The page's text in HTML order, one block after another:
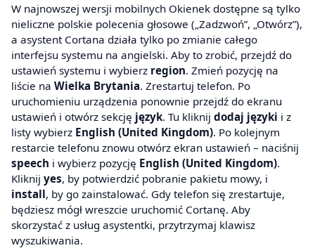
W najnowszej wersji mobilnych Okienek dostępne są tylko
nieliczne polskie polecenia głosowe („Zadzwoń”, „Otwórz”),
a asystent Cortana działa tylko po zmianie całego
interfejsu systemu na angielski. Aby to zrobić, przejdź do
ustawień systemu i wybierz region. Zmień pozycję na
liście na Wielka Brytania. Zrestartuj telefon. Po
uruchomieniu urządzenia ponownie przejdź do ekranu
ustawień i otwórz sekcję język. Tu kliknij dodaj języki i z
listy wybierz English (United Kingdom). Po kolejnym
restarcie telefonu znowu otwórz ekran ustawień – naciśnij
speech i wybierz pozycję English (United Kingdom).
Kliknij yes, by potwierdzić pobranie pakietu mowy, i
install, by go zainstalować. Gdy telefon się zrestartuje,
będziesz mógł wreszcie uruchomić Cortanę. Aby
skorzystać z usług asystentki, przytrzymaj klawisz
wyszukiwania.